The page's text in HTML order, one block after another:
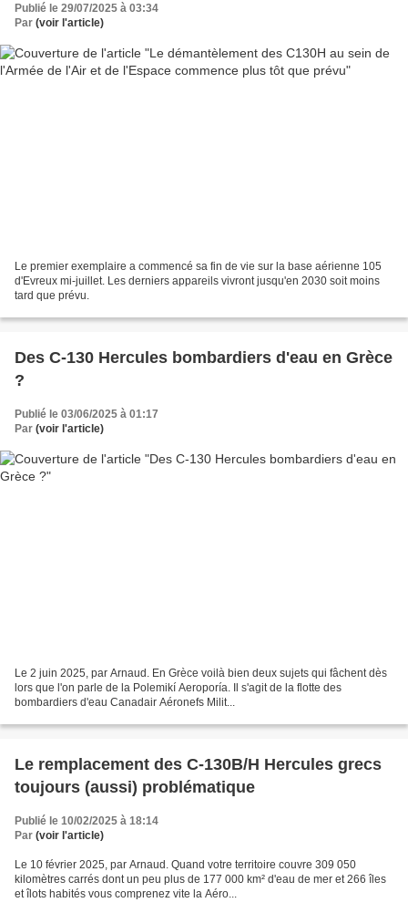
Publié le 29/07/2025 à 03:34
Par (voir l'article)
Le premier exemplaire a commencé sa fin de vie sur la base aérienne 105
d'Evreux mi-juillet. Les derniers appareils vivront jusqu'en 2030 soit moins
tard que prévu.
Des C-130 Hercules bombardiers d'eau en Grèce
?
Publié le 03/06/2025 à 01:17
Par (voir l'article)
Le 2 juin 2025, par Arnaud. En Grèce voilà bien deux sujets qui fâchent dès
lors que l'on parle de la Polemikí Aeroporía. Il s'agit de la flotte des
bombardiers d'eau Canadair Aéronefs Milit...
Le remplacement des C-130B/H Hercules grecs
toujours (aussi) problématique
Publié le 10/02/2025 à 18:14
Par (voir l'article)
Le 10 février 2025, par Arnaud. Quand votre territoire couvre 309 050
kilomètres carrés dont un peu plus de 177 000 km² d'eau de mer et 266 îles
et îlots habités vous comprenez vite la Aéro...